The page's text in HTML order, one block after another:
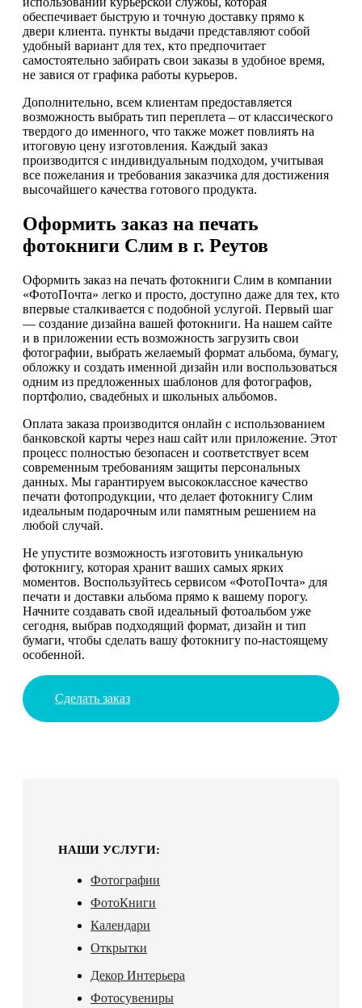
обеспечивает быструю и точную доставку прямо к
двери клиента. пункты выдачи представляют собой
удобный вариант для тех, кто предпочитает
самостоятельно забирать свои заказы в удобное время,
не завися от графика работы курьеров.
Дополнительно, всем клиентам предоставляется
возможность выбрать тип переплета – от классического
твердого до именного, что также может повлиять на
итоговую цену изготовления. Каждый заказ
производится с индивидуальным подходом, учитывая
все пожелания и требования заказчика для достижения
высочайшего качества готового продукта.
Оформить заказ на печать
фотокниги Слим в г. Реутов
Оформить заказ на печать фотокниги Слим в компании
«ФотоПочта» легко и просто, доступно даже для тех, кто
впервые сталкивается с подобной услугой. Первый шаг
— создание дизайна вашей фотокниги. На нашем сайте
и в приложении есть возможность загрузить свои
фотографии, выбрать желаемый формат альбома, бумагу,
обложку и создать именной дизайн или воспользоваться
одним из предложенных шаблонов для фотографов,
портфолио, свадебных и школьных альбомов.
Оплата заказа производится онлайн с использованием
банковской карты через наш сайт или приложение. Этот
процесс полностью безопасен и соответствует всем
современным требованиям защиты персональных
данных. Мы гарантируем высококлассное качество
печати фотопродукции, что делает фотокнигу Слим
идеальным подарочным или памятным решением на
любой случай.
Не упустите возможность изготовить уникальную
фотокнигу, которая хранит ваших самых ярких
моментов. Воспользуйтесь сервисом «ФотоПочта» для
печати и доставки альбома прямо к вашему порогу.
Начните создавать свой идеальный фотоальбом уже
сегодня, выбрав подходящий формат, дизайн и тип
бумаги, чтобы сделать вашу фотокнигу по-настоящему
особенной.
Сделать заказ
НАШИ УСЛУГИ:
Фотографии
ФотоКниги
Календари
Открытки
Декор Интерьера
Фотосувениры